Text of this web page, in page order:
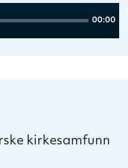
Total
00:00
kirkesamfunn